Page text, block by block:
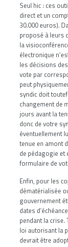
Seul hic : ces
direct et un
30.000 euros).
proposé à leurs
la
électronique
les décisions
vote par
peut
syndic doit
changement de
jours avant la
donc de votre
éventuellement
tenue en amont
de pédagogie
formulaire de
Enfin, pour les
dématérialisée
gouvernement
dates
pendant la crise.
loi autorisant la
devrait être